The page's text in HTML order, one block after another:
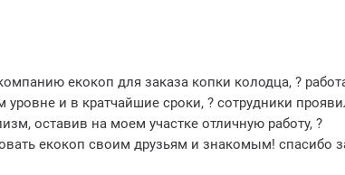
екокоп для заказа копки колодца, ?
и в кратчайшие сроки, ? сотрудники
оставив на моем участке отличную работу, ?
екокоп своим друзьям и знакомым! спасибо